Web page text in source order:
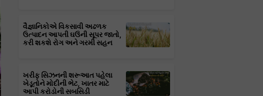
વૈજ્ઞાનિકોએ વિકસાવી અઢળક
ઉત્પાદન આપતી ઘઉંની સૂપર જાતો,
કરી શકશે રોગ અને ગરમી સહન
ખરીફ સિઝનની શરૂઆત પહેલા
ખેડૂતોને મોદીની ભેટ, ખાતર માટે
આપી કરોડોની સબસિડી